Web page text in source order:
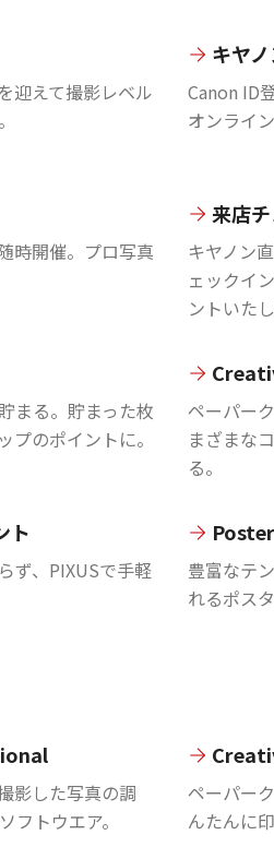
迎えて撮影レベル
キヤ
Canon ID
オンライ
時開催。プロ写真
来店
キヤノン
ェックイ
ントいたし
まる。貯まった枚
プのポイントに。
ペーパー
まざまな
る。
ト
ず、PIXUSで手軽
豊富なテ
れるポス
影した写真の調
フトウエア。
ペーパー
んたんに